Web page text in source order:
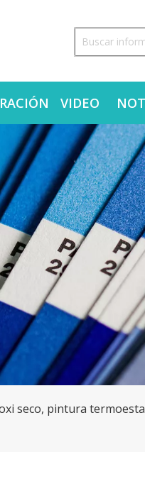
VIDEO
seco, pintura